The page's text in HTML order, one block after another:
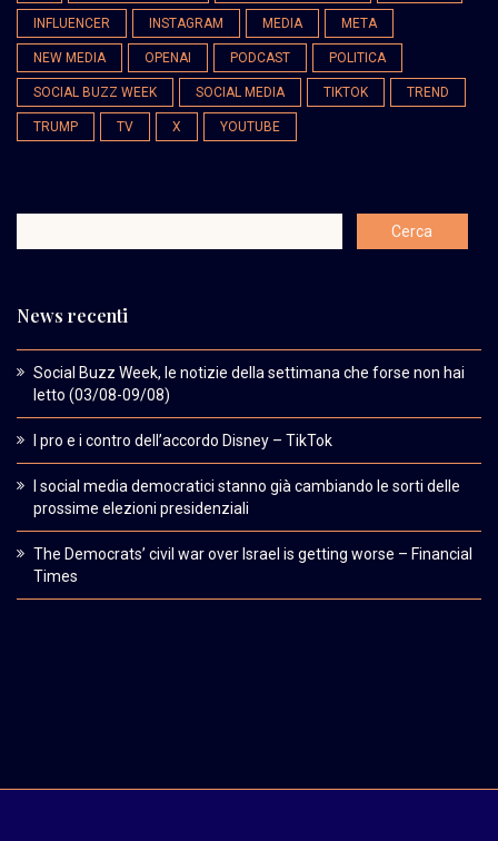
INFLUENCER INSTAGRAM MEDIA META
NEW MEDIA OPENAI PODCAST POLITICA
SOCIAL BUZZ WEEK SOCIAL MEDIA TIKTOK TREND
TRUMP TV X YOUTUBE
News recenti
Social Buzz Week, le notizie della settimana che forse non hai
letto (03/08-09/08)
I pro e i contro dell’accordo Disney – TikTok
I social media democratici stanno già cambiando le sorti delle
prossime elezioni presidenziali
The Democrats’ civil war over Israel is getting worse – Financial
Times